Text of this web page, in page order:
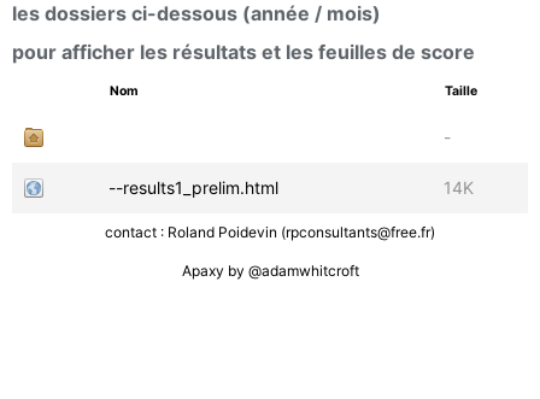
les dossiers ci-dessous (année / mois)
pour afficher les résultats et les feuilles de score
-
--results1_prelim.html 14K
contact : Roland Poidevin (rpconsultants@free.fr)
Apaxy by @adamwhitcroft